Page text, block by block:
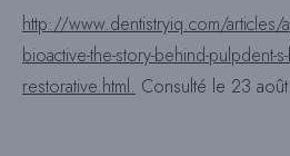
http://www.dentistryiq.com/
bioactive-the-story-behind-pulpdent-
restorative.html. Consulté le 23